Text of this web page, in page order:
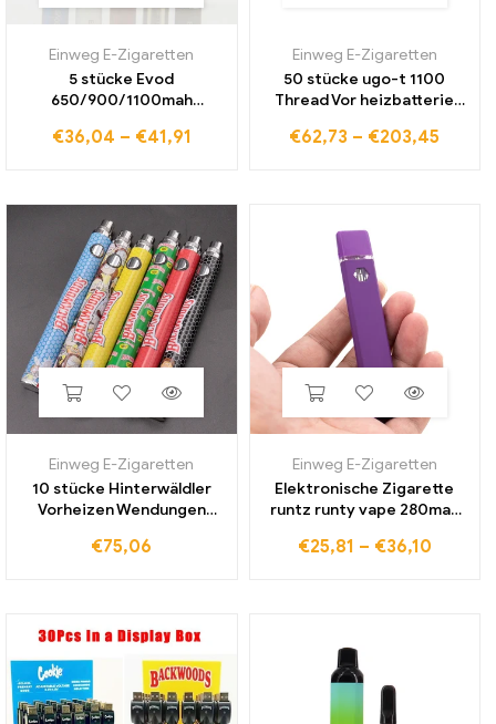
Einweg E-Zigaretten
5 stücke Evod
650/900/1100mah
Batterie für 510 Gewinde
Ladungs
€36,04 – €41,91
Einweg E-Zigaretten
50 stücke ugo-t 1100
Thread Vor heizbatterie
Micro USB Passth rough
€62,73 – €203,45
Einweg E-Zigaretten
10 stücke Hinterwäldler
Vorheizen Wendungen
Vorheizen Bottom Variable
€75,06
Einweg E-Zigaretten
Elektronische Zigarette
runtz runty vape 280mah
Pods wiederauf ladbare
€25,81 – €36,10